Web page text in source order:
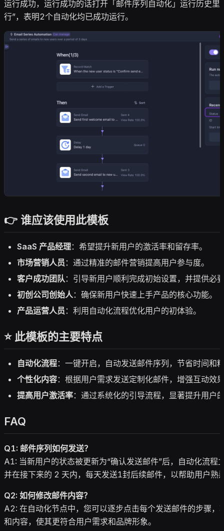
运行成功，运行成功的话打开「邮件序列自动化」运行历史里
行”，表明2个自动化均已成功运行。
👉 谁应该使用此模板
SaaS 产品经理：希望提升新用户的激活率和留存率。
市场营销人员 ：通过精准的邮件营销提高用户参与度。
客户成功团队：引导新用户顺利完成初始设置，并提供必
初创公司创始人：确保新用户快速上手产品的核心功能。
产品运营人员 ：利用自动化流程优化用户的初体验。
⭐ 此模板的主要特点
自动化流程：一键开启，自动发送邮件序列，节省时间和
个性化内容：根据用户需求发送定制化邮件，增强互动效
提高用户激活率：通过系统化的引导流程，显著提升用户
FAQ
Q1: 邮件序列如何发送？
A1: 当新用户的状态被更新为“确认发送邮件”后，自动化流程
并在接下来的 2 天内，每天发送1封后续邮件，以帮助用户熟
Q2: 如何修改邮件内容？
A2: 在自动化节点中，您可以逐步点击每个发送邮件的步骤，
和内容，使其更符合用户需求和品牌形象。